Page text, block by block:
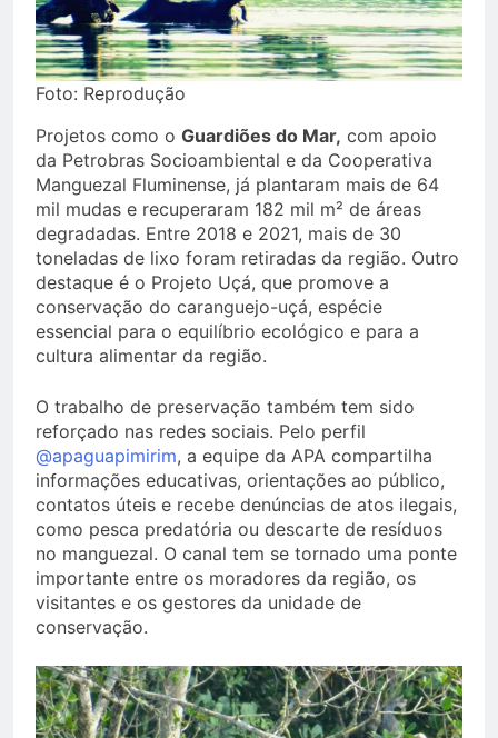
Foto: Reprodução
Projetos como o Guardiões do Mar, com apoio
da Petrobras Socioambiental e da Cooperativa
Manguezal Fluminense, já plantaram mais de 64
mil mudas e recuperaram 182 mil m² de áreas
degradadas. Entre 2018 e 2021, mais de 30
toneladas de lixo foram retiradas da região. Outro
destaque é o Projeto Uçá, que promove a
conservação do caranguejo-uçá, espécie
essencial para o equilíbrio ecológico e para a
cultura alimentar da região.
O trabalho de preservação também tem sido
reforçado nas redes sociais. Pelo perfil
@apaguapimirim, a equipe da APA compartilha
informações educativas, orientações ao público,
contatos úteis e recebe denúncias de atos ilegais,
como pesca predatória ou descarte de resíduos
no manguezal. O canal tem se tornado uma ponte
importante entre os moradores da região, os
visitantes e os gestores da unidade de
conservação.